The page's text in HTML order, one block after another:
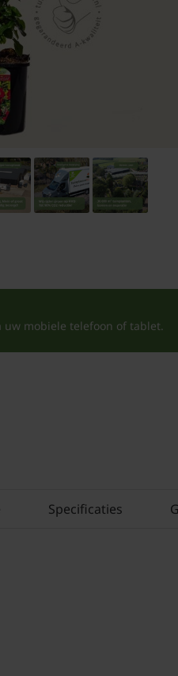
mobiele telefoon of tablet.
Specificaties